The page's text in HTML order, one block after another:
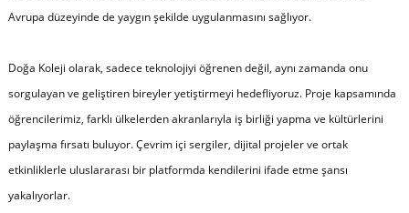
Avrupa düzeyinde de yaygın şekilde uygulanmasını sağlıyor.
Doğa Koleji olarak, sadece teknolojiyi öğrenen değil, aynı zamanda onu
sorgulayan ve geliştiren bireyler yetiştirmeyi hedefliyoruz. Proje kapsamında
öğrencilerimiz, farklı ülkelerden akranlarıyla iş birliği yapma ve kültürlerini
paylaşma fırsatı buluyor. Çevrim içi sergiler, dijital projeler ve ortak
etkinliklerle uluslararası bir platformda kendilerini ifade etme şansı
yakalıyorlar.